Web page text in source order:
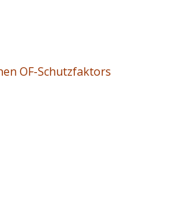
OF-Schutzfaktors